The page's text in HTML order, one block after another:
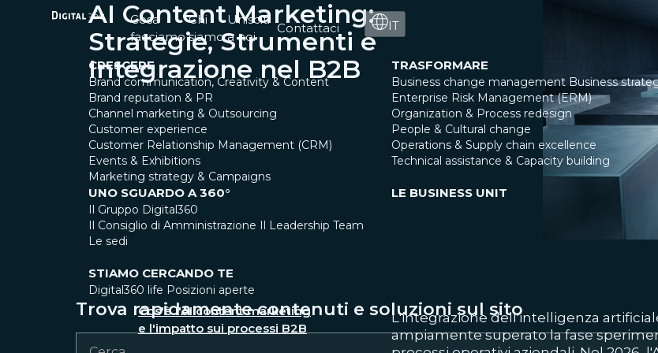
Cosa
facciamo
Chi
siamo
Unisciti
a noi
Contattaci IT
CRESCERE
Brand communication, Creativity & Content
Brand reputation & PR
Channel marketing & Outsourcing
Customer experience
Customer Relationship Management (CRM)
Events & Exhibitions
Marketing strategy & Campaigns
TRASFORMARE
Business change management Business
Enterprise Risk Management (ERM)
Organization & Process redesign
People & Cultural change
Operations & Supply chain excellence
Technical assistance & Capacity building
UNO SGUARDO A 360°
Il Gruppo Digital360
Il Consiglio di Amministrazione Il Leadership Team
Le sedi
LE BUSINESS UNIT
STIAMO CERCANDO TE
Digital360 life Posizioni aperte
Trova rapidamente contenuti e soluzioni sul sito
AI Content Marketing:
Strategie, Strumenti e
Integrazione nel B2B
Cos'è l'AI content marketing
e l'impatto sui processi B2B
L'integrazione dell'intelligenza
ampiamente superato la fase